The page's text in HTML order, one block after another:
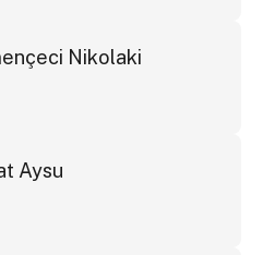
Nikolaki
Aysu